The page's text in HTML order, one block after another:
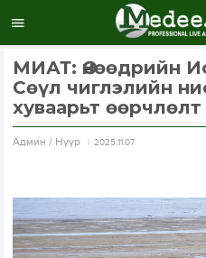
МИАТ: Өнөөдрийн
Сөүл чиглэлийн
хуваарьт
Aдмин / Нүүр 2025.11.07